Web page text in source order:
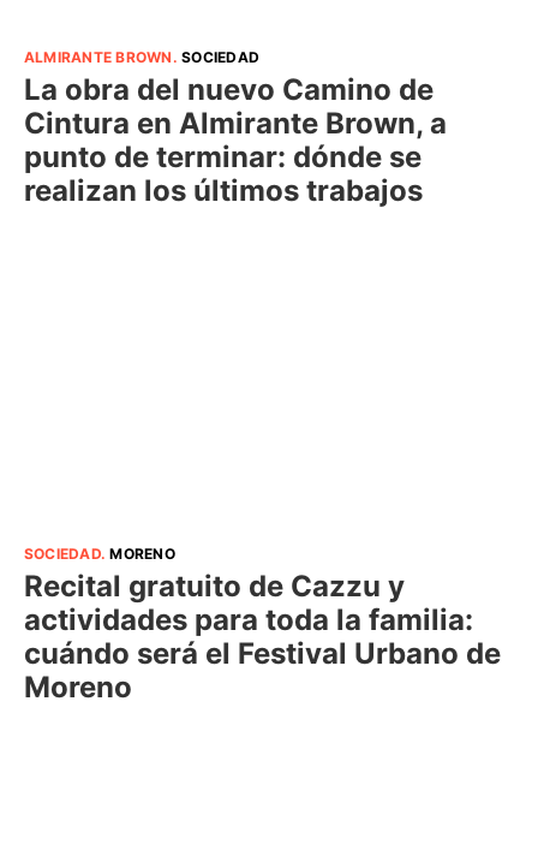
ALMIRANTE BROWN .SOCIEDAD
La obra del nuevo Camino de
Cintura en Almirante Brown, a
punto de terminar: dónde se
realizan los últimos trabajos
SOCIEDAD.MORENO
Recital gratuito de Cazzu y
actividades para toda la familia:
cuándo será el Festival Urbano de
Moreno